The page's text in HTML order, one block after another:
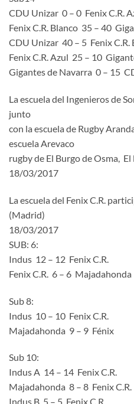
CDU Unizar 0 – 0 Fenix C.R.
Fenix C.R. Blanco 35 – 40
CDU Unizar 40 – 5 Fenix C.R.
Fenix C.R. Azul 25 – 10
Gigantes de Navarra 0 – 15
La escuela del Ingenieros de
junto
con la escuela de Rugby
escuela Arevaco
rugby de El Burgo de Osma,
18/03/2017
La escuela del Fenix C.R.
(Madrid)
18/03/2017
SUB: 6:
Indus 12 – 12 Fenix C.R.
Fenix C.R. 6 – 6 Majadahonda
Sub 8:
Indus 10 – 10 Fenix C.R.
Majadahonda 9 – 9 Fénix
Sub 10:
Indus A 14 – 14 Fenix C.R.
Majadahonda 8 – 8 Fenix C.R.
Indus B 5 – 5 Fenix C.R.